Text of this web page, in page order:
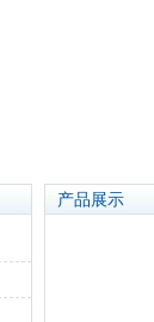
产品展示